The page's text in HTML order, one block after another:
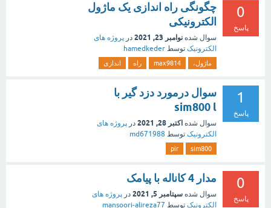
0
پاسخ
چگونگی راه اندازی یک ماژول
الکترونیکی
سوال شده نوامبر 23, 2021 در پروژه های
الکترونیک توسط hamedkeder
ماژول، max9814 راه اندازی
1
پاسخ
سوال درمورد دزد گیر با
sim800 l
سوال شده اکتبر 28, 2021 در پروژه های
الکترونیک توسط md671988
sim800
pir
0
پاسخ
مدار 4 کاناله با پیامک
سوال شده سپتامبر 5, 2021 در پروژه های
الکترونیک توسط mansoori-alireza77